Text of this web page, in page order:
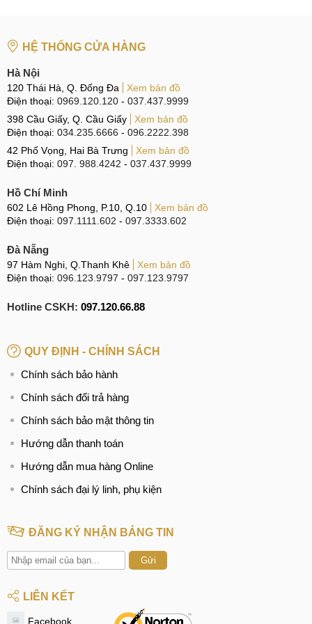
Hotline:097.123.9797
BÀI VIẾT LIÊN QUAN:
Thay màn hình Xiaomi Redmi 9C
Ép, thay mặt kính Xiaomi Redmi 9C
Thay pin Xiaomi Redmi 9C
Thay camera Xiaomi Redmi 9C
Thay vỏ Xiaomi Redmi 9C
Thay chân sạc Xiaomi Redmi 9C
Thay loa Xiaomi Redmi 9C
Thay, sửa IC sóng Xiaomi Redmi 9C
Sửa, Thay ổ sim Xiaomi Redmi 9C
Sửa, Thay Main Xiaomi Redmi 9C
HỆ THỐNG CỬA HÀNG
Hà Nội
120 Thái Hà, Q. Đống Đa
Xem bản đồ
Điện thoại: 0969.120.120 - 037.437.9999
398 Cầu Giấy, Q. Cầu Giấy
Xem bản đồ
Điện thoại: 034.235.6666 - 096.2222.398
42 Phố Vọng, Hai Bà Trưng
Xem bản đồ
Điện thoại: 097. 988.4242 - 037.437.9999
Hồ Chí Minh
602 Lê Hồng Phong, P.10, Q.10
Xem bản đồ
Điện thoại: 097.1111.602 - 097.3333.602
Đà Nẵng
97 Hàm Nghi, Q.Thanh Khê
Xem bản đồ
Điện thoại: 096.123.9797 - 097.123.9797
Hotline CSKH: 097.120.66.88
QUY ĐỊNH - CHÍNH SÁCH
Chính sách bảo hành
Chính sách đổi trả hàng
Chính sách bảo mật thông tin
Hướng dẫn thanh toán
Hướng dẫn mua hàng Online
Chính sách đại lý linh, phụ kiện
ĐĂNG KÝ NHẬN BẢNG TIN
Gửi
LIÊN KẾT
Facebook